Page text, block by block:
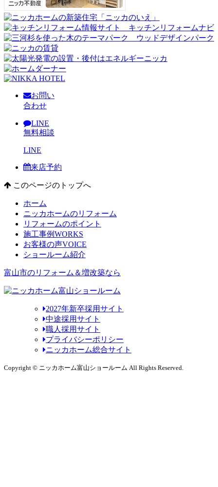
お問い
合わせ
LINE
無料相談
LINE
来店予約
このページのトップへ
ホーム
ニッカホームのリフォーム
リフォームのポイント
施工事例WORKS
お客様の声VOICE
ショールーム紹介
富山市のリフォーム＆増改築なら
2027年新卒採用サイト
中途採用サイト
職人採用サイト
プライバシーポリシー
ニッカホーム総合サイト
Copyright © ニッカホーム富山ショールーム All Rights Reserved.